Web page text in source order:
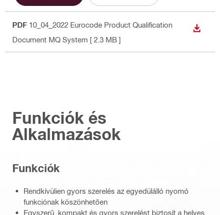
PDF 10_04_2022 Eurocode Product Qualification
Document MQ System [ 2.3 MB ]
Funkciók és
Alkalmazások
Funkciók
Rendkívülien gyors szerelés az egyedülálló nyomó
funkciónak köszönhetően
Egyszerű, kompakt és gyors szerelést biztosít a helyes